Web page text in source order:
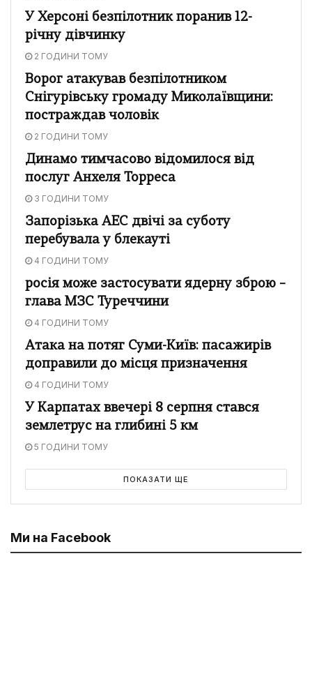
У Херсоні безпілотник поранив 12-
річну дівчинку
2 ГОДИНИ ТОМУ
Ворог атакував безпілотником
Снігурівську громаду Миколаївщини:
постраждав чоловік
2 ГОДИНИ ТОМУ
Динамо тимчасово відомилося від
послуг Анхеля Торреса
3 ГОДИНИ ТОМУ
Запорізька АЕС двічі за суботу
перебувала у блекауті
4 ГОДИНИ ТОМУ
росія може застосувати ядерну зброю –
глава МЗС Туреччини
4 ГОДИНИ ТОМУ
Атака на потяг Суми-Київ: пасажирів
доправили до місця призначення
4 ГОДИНИ ТОМУ
У Карпатах ввечері 8 серпня стався
землетрус на глибині 5 км
5 ГОДИНИ ТОМУ
ПОКАЗАТИ ЩЕ
Ми на Facebook